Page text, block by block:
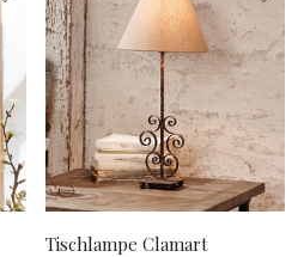
Tischlampe Clamart